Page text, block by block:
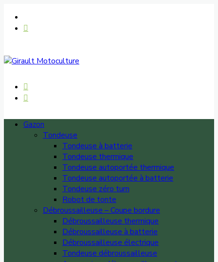
Gazon
Tondeuse
Tondeuse à batterie
Tondeuse thermique
Tondeuse autoportée thermique
Tondeuse autoportée à batterie
Tondeuse zéro turn
Robot de tonte
Débroussailleuse – Coupe bordure
Débroussailleuse thermique
Débroussailleuse à batterie
Débroussailleuse électrique
Tondeuse débroussailleuse